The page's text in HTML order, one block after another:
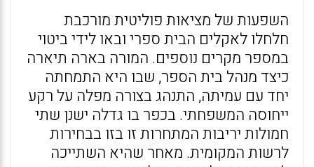
השפעות של מציאות פוליטית מורכבת
חלחלו לאקלים הבית ספרי ובאו לידי ביטוי
במספר מקרים נוספים. המורה בארה תיארה
כיצד מנהל בית הספר, שבו היא התמחתה
יחד עם עמיתה, התנהג בצורה מפלה על רקע
ייחוסה המשפחתי. בכפר בו גדלה ישנן שתי
חמולות יריבות המתחרות זו בזו בבחירות
לרשות המקומית. מאחר שהיא השתייכה